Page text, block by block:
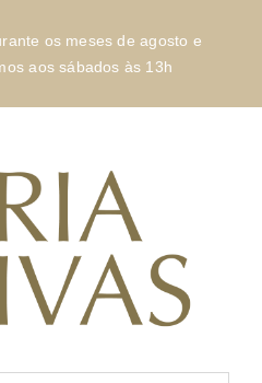
os meses de agosto e
aos sábados às 13h